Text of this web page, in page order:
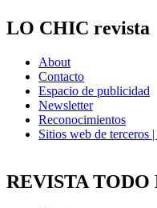
LO CHIC revista
About
Contacto
Espacio de publicidad
Newsletter
Reconocimientos
Sitios web de terceros
REVISTA